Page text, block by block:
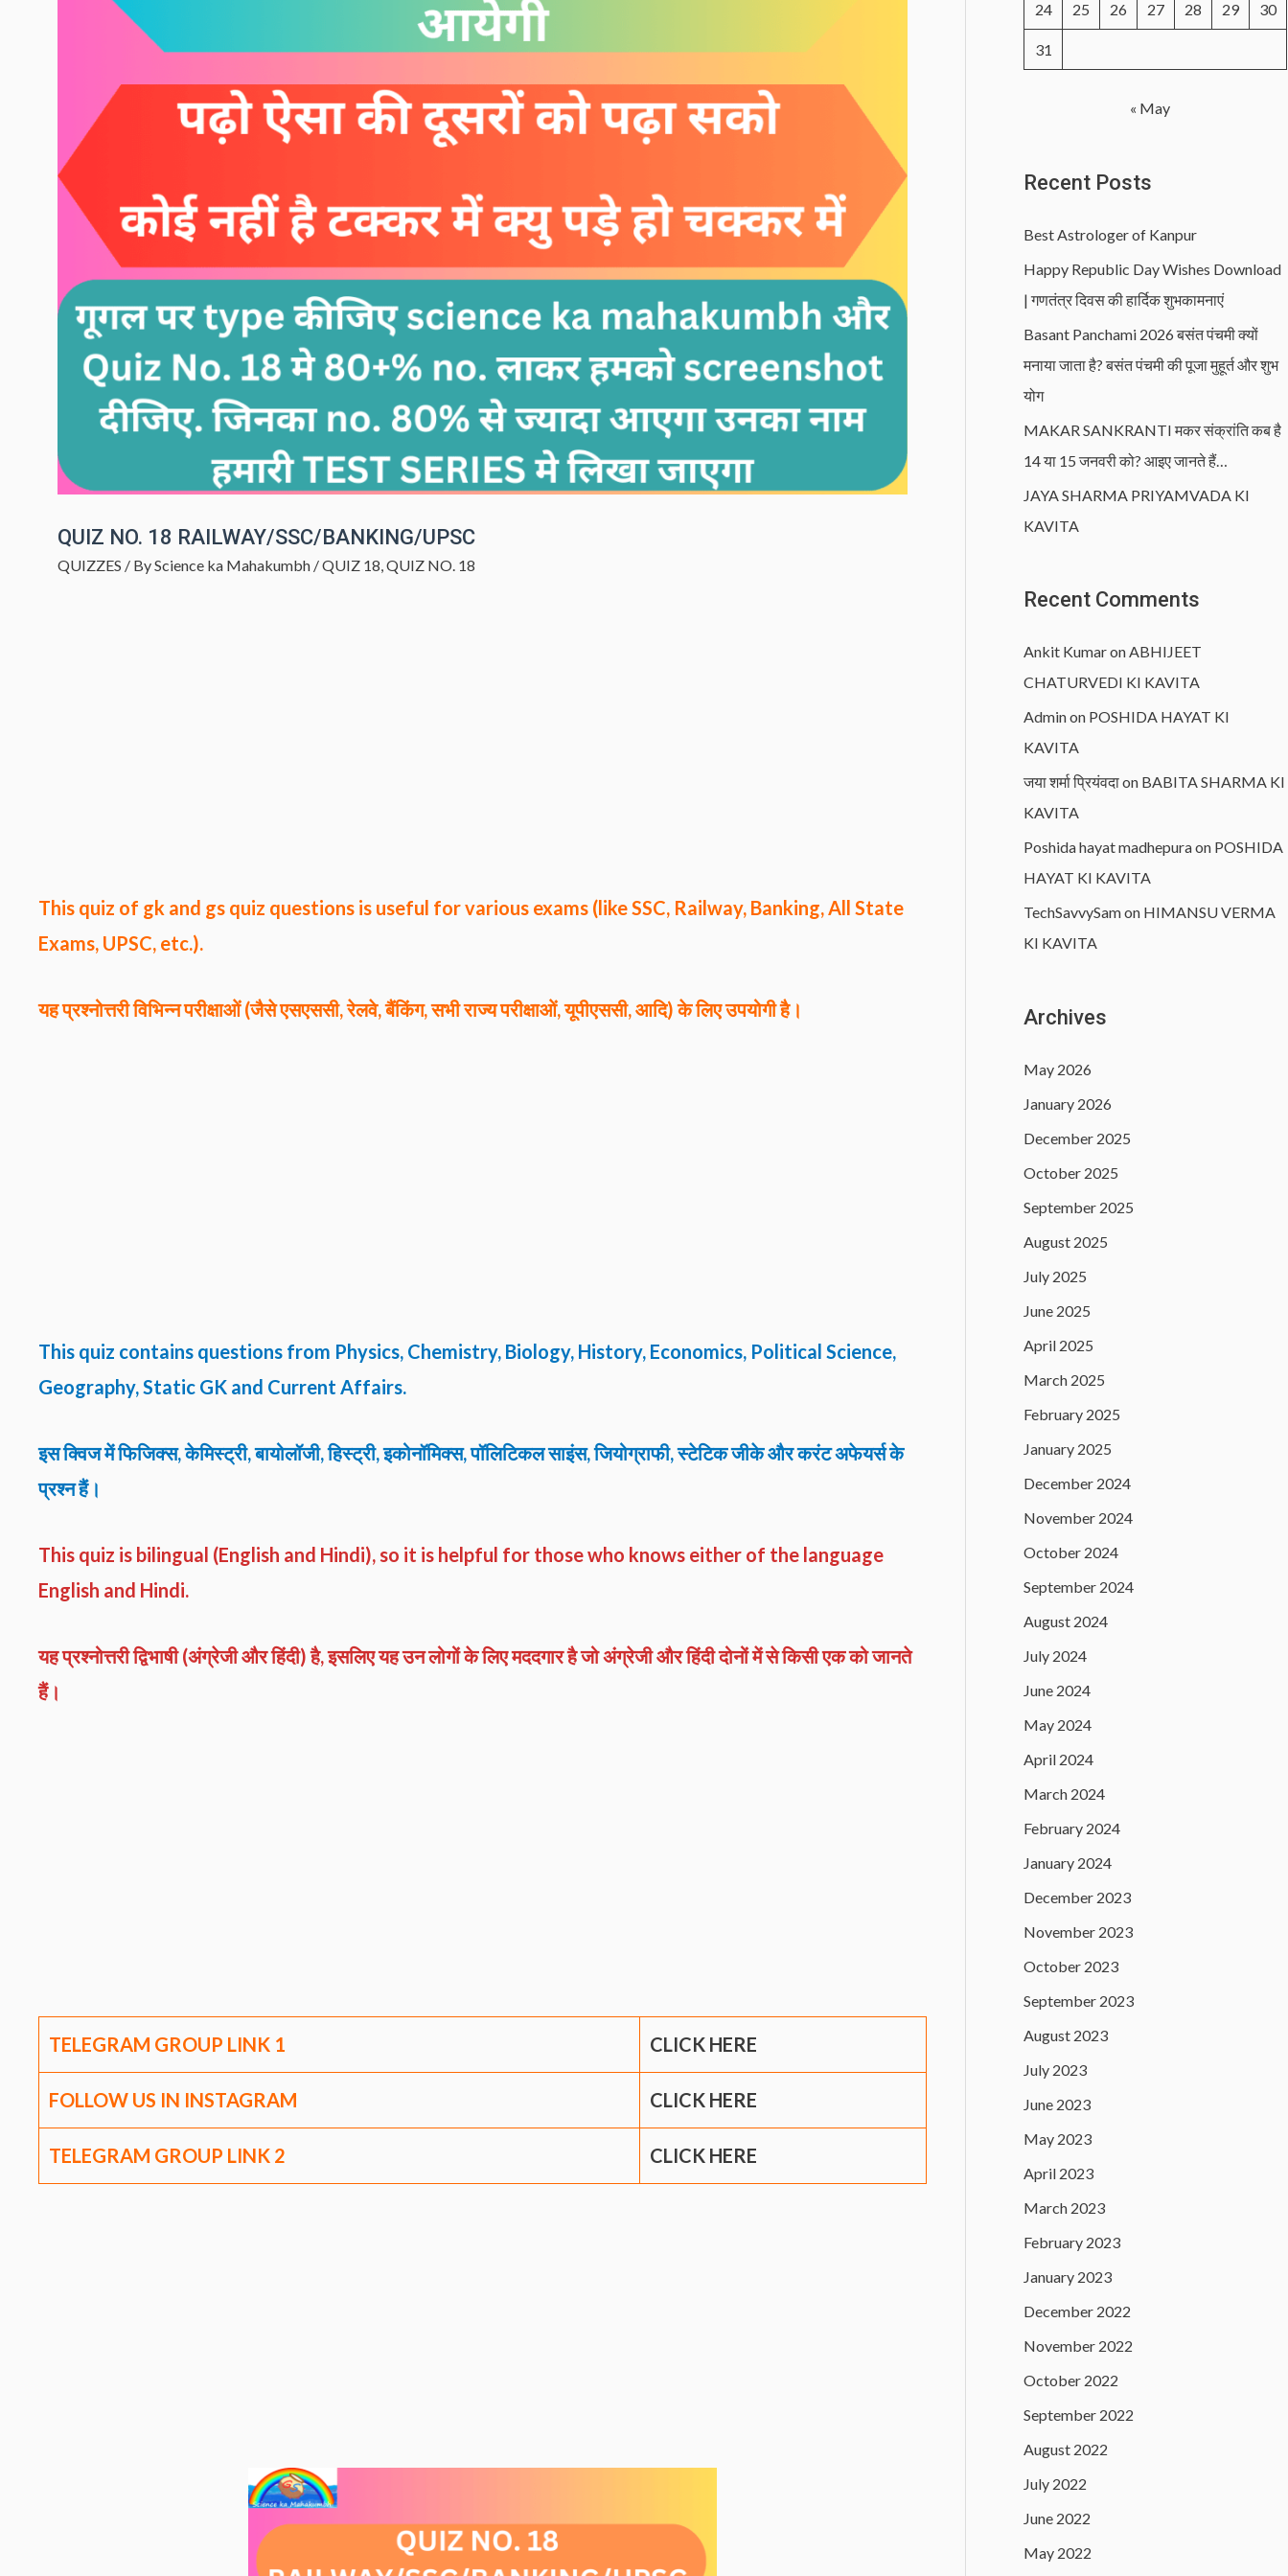
QUIZ NO. 18 RAILWAY/SSC/BANKING/UPSC
QUIZZES / ByScience ka Mahakumbh /QUIZ 18,QUIZ NO. 18
This quiz of gk and gs quiz questions is useful for various exams (like SSC, Railway, Banking, All State
Exams, UPSC, etc.).
यह प्रश्नोत्तरी विभिन्न परीक्षाओं (जैसे एसएससी, रेलवे, बैंकिंग, सभी राज्य परीक्षाओं, यूपीएससी, आदि) के लिए उपयोगी है।
This quiz contains questions from Physics, Chemistry, Biology, History, Economics, Political Science,
Geography, Static GK and Current Affairs.
इस क्विज में फिजिक्स, केमिस्ट्री, बायोलॉजी, हिस्ट्री, इकोनॉमिक्स, पॉलिटिकल साइंस, जियोग्राफी, स्टेटिक जीके और करंट अफेयर्स के
प्रश्न हैं।
This quiz is bilingual (English and Hindi), so it is helpful for those who knows either of the language
English and Hindi.
यह प्रश्नोत्तरी द्विभाषी (अंग्रेजी और हिंदी) है, इसलिए यह उन लोगों के लिए मददगार है जो अंग्रेजी और हिंदी दोनों में से किसी एक को जानते
हैं।
TELEGRAM GROUP LINK 1 CLICK HERE
FOLLOW US IN INSTAGRAM CLICK HERE
TELEGRAM GROUP LINK 2 CLICK HERE
24 25 26 27 28 29 30
31
« May
Recent Posts
Best Astrologer of Kanpur
Happy Republic Day Wishes Download
| गणतंत्र दिवस की हार्दिक शुभकामनाएं
Basant Panchami 2026 बसंत पंचमी क्यों
मनाया जाता है? बसंत पंचमी की पूजा मुहूर्त और शुभ
योग
MAKAR SANKRANTI मकर संक्रांति कब है
14 या 15 जनवरी को? आइए जानते हैं…
JAYA SHARMA PRIYAMVADA KI
KAVITA
Recent Comments
Ankit KumaronABHIJEET
CHATURVEDI KI KAVITA
Adminon POSHIDA HAYAT KI
KAVITA
जया शर्मा प्रियंवदाon BABITA SHARMA KI
KAVITA
Poshida hayat madhepuraon POSHIDA
HAYAT KI KAVITA
TechSavvySamon HIMANSU VERMA
KI KAVITA
Archives
May 2026
January 2026
December 2025
October 2025
September 2025
August 2025
July 2025
June 2025
April 2025
March 2025
February 2025
January 2025
December 2024
November 2024
October 2024
September 2024
August 2024
July 2024
June 2024
May 2024
April 2024
March 2024
February 2024
January 2024
December 2023
November 2023
October 2023
September 2023
August 2023
July 2023
June 2023
May 2023
April 2023
March 2023
February 2023
January 2023
December 2022
November 2022
October 2022
September 2022
August 2022
July 2022
June 2022
May 2022